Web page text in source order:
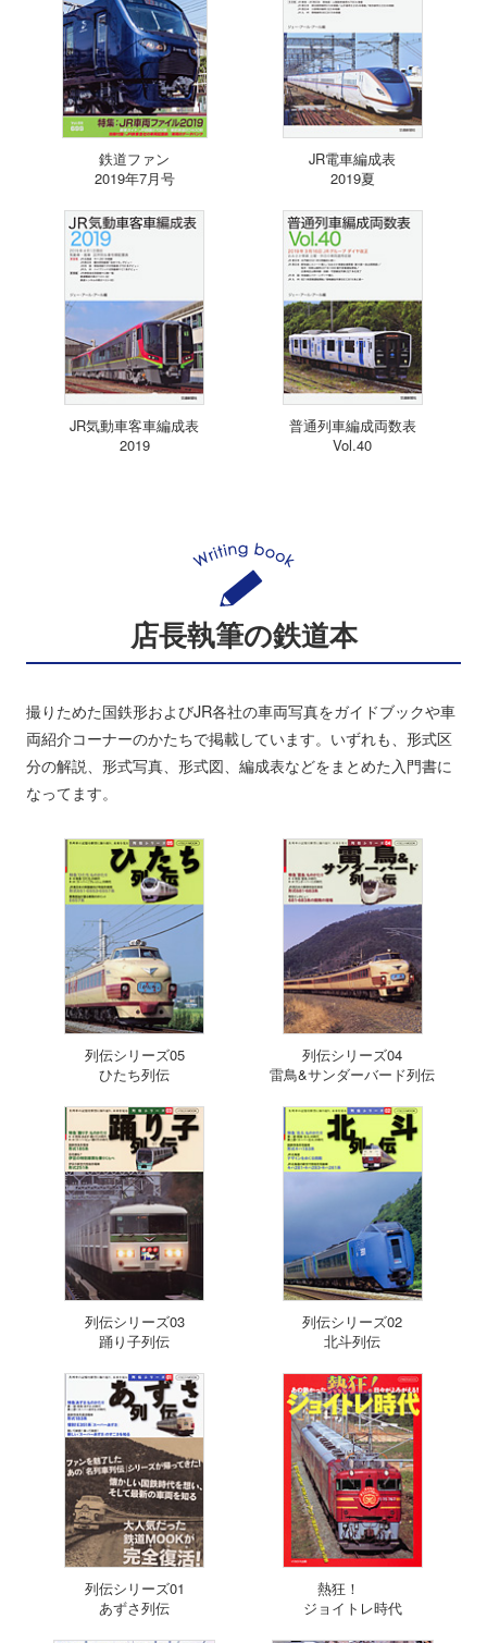
鉄道ファン
2019年7月号
JR電車編成表
2019夏
JR気動車客車編成表
2019
普通列車編成両数表
Vol.40
店長執筆の鉄道本
撮りためた国鉄形およびJR各社の車両写真をガイドブックや車
両紹介コーナーのかたちで掲載しています。いずれも、形式区
分の解説、形式写真、形式図、編成表などをまとめた入門書に
なってます。
列伝シリーズ05
ひたち列伝
列伝シリーズ04
雷鳥&サンダーバード列伝
列伝シリーズ03
踊り子列伝
列伝シリーズ02
北斗列伝
列伝シリーズ01
あずさ列伝
熱狂！
ジョイトレ時代